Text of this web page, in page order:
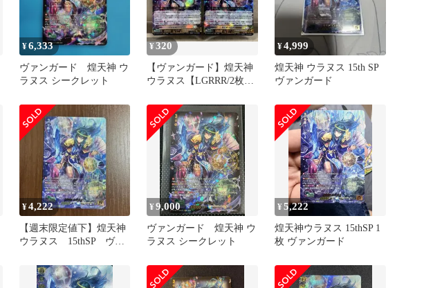
¥6,333
ヴァンガード 煌天神 ウ
ラヌス シークレット
¥320
【ヴァンガード】煌天神
ウラヌス【LGRRR/2枚セ
¥4,999
煌天神 ウラヌス 15th SP
ヴァンガード
¥4,222
【週末限定値下】煌天神
ウラヌス 15thSP ヴァ
¥9,000
ヴァンガード 煌天神 ウ
ラヌス シークレット
¥5,222
煌天神ウラヌス 15thSP 1
枚 ヴァンガード